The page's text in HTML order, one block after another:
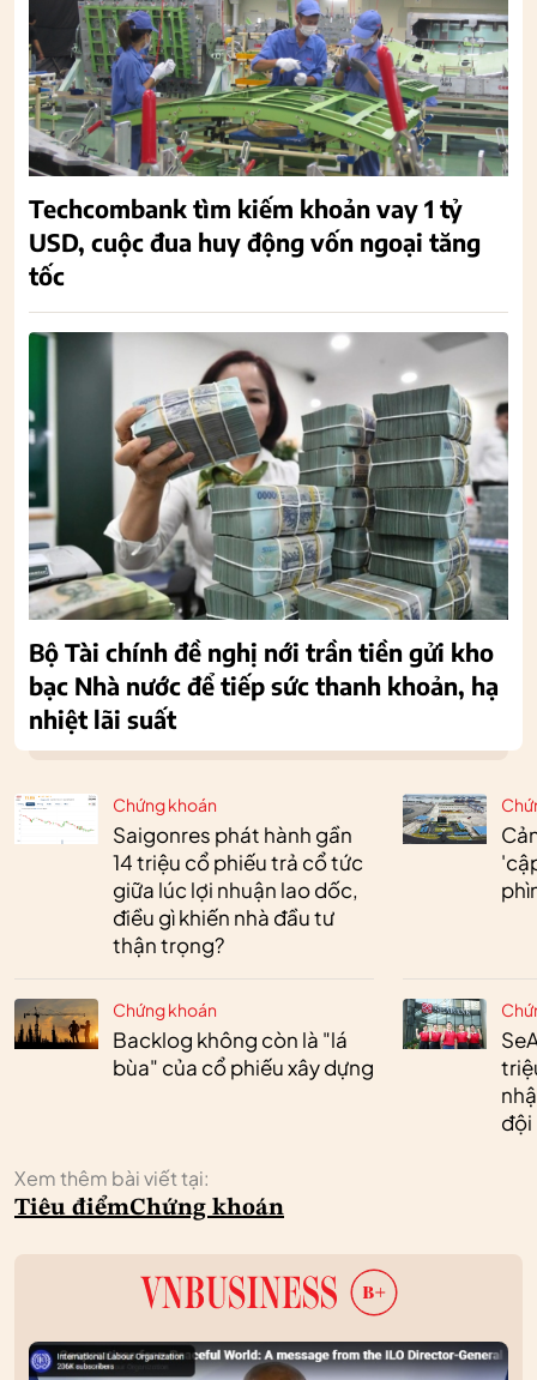
Chứng khoán
Saigonres phát hành gần
14 triệu cổ phiếu trả cổ tức
giữa lúc lợi nhuận lao dốc,
điều gì khiến nhà đầu tư
thận trọng?
Chứng khoán
Backlog không còn là "lá
bùa" của cổ phiếu xây dựng
đội
Xem thêm bài viết tại:
Tiêu điểmChứng khoán
Techcombank tìm kiếm khoản vay 1 tỷ
USD, cuộc đua huy động vốn ngoại tăng
tốc
Bộ Tài chính đề nghị nới trần tiền gửi kho
bạc Nhà nước để tiếp sức thanh khoản, hạ
nhiệt lãi suất